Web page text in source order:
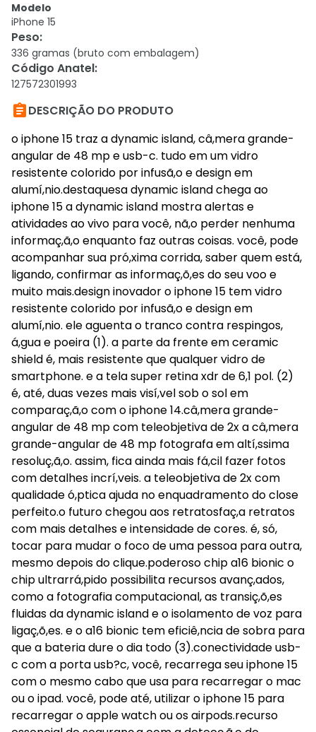
Modelo
iPhone 15
Peso:
336 gramas (bruto com embalagem)
Código Anatel:
127572301993
DESCRIÇÃO DO PRODUTO
o iphone 15 traz a dynamic island, câ,mera grande-
angular de 48 mp e usb-c. tudo em um vidro
resistente colorido por infusã,o e design em
alumí,nio.destaquesa dynamic island chega ao
iphone 15 a dynamic island mostra alertas e
atividades ao vivo para você, nã,o perder nenhuma
informaç,ã,o enquanto faz outras coisas. você, pode
acompanhar sua pró,xima corrida, saber quem está,
ligando, confirmar as informaç,õ,es do seu voo e
muito mais.design inovador o iphone 15 tem vidro
resistente colorido por infusã,o e design em
alumí,nio. ele aguenta o tranco contra respingos,
á,gua e poeira (1). a parte da frente em ceramic
shield é, mais resistente que qualquer vidro de
smartphone. e a tela super retina xdr de 6,1 pol. (2)
é, até, duas vezes mais visí,vel sob o sol em
comparaç,ã,o com o iphone 14.câ,mera grande-
angular de 48 mp com teleobjetiva de 2x a câ,mera
grande-angular de 48 mp fotografa em altí,ssima
resoluç,ã,o. assim, fica ainda mais fá,cil fazer fotos
com detalhes incrí,veis. a teleobjetiva de 2x com
qualidade ó,ptica ajuda no enquadramento do close
perfeito.o futuro chegou aos retratosfaç,a retratos
com mais detalhes e intensidade de cores. é, só,
tocar para mudar o foco de uma pessoa para outra,
mesmo depois do clique.poderoso chip a16 bionic o
chip ultrarrá,pido possibilita recursos avanç,ados,
como a fotografia computacional, as transiç,õ,es
fluidas da dynamic island e o isolamento de voz para
ligaç,õ,es. e o a16 bionic tem eficiê,ncia de sobra para
que a bateria dure o dia todo (3).conectividade usb-
c com a porta usb?c, você, recarrega seu iphone 15
com o mesmo cabo que usa para recarregar o mac
ou o ipad. você, pode até, utilizar o iphone 15 para
recarregar o apple watch ou os airpods.recurso